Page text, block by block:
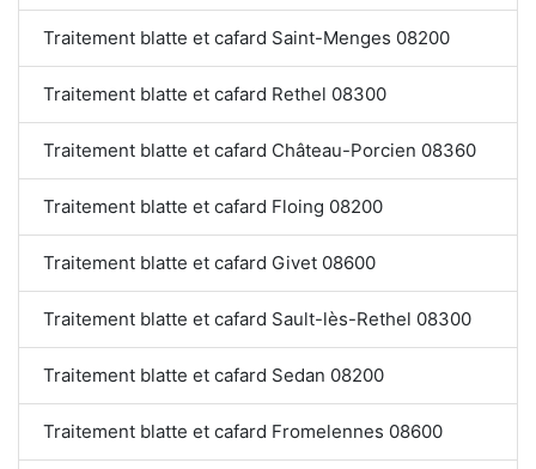
Traitement blatte et cafard Saint-Menges 08200
Traitement blatte et cafard Rethel 08300
Traitement blatte et cafard Château-Porcien 08360
Traitement blatte et cafard Floing 08200
Traitement blatte et cafard Givet 08600
Traitement blatte et cafard Sault-lès-Rethel 08300
Traitement blatte et cafard Sedan 08200
Traitement blatte et cafard Fromelennes 08600